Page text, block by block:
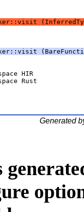
HIR
Rust
Generated